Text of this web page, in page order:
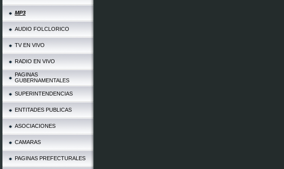
MP3
AUDIO FOLCLORICO
TV EN VIVO
RADIO EN VIVO
PAGINAS
GUBERNAMENTALES
SUPERINTENDENCIAS
ENTITADES PUBLICAS
ASOCIACIONES
CAMARAS
PAGINAS PREFECTURALES